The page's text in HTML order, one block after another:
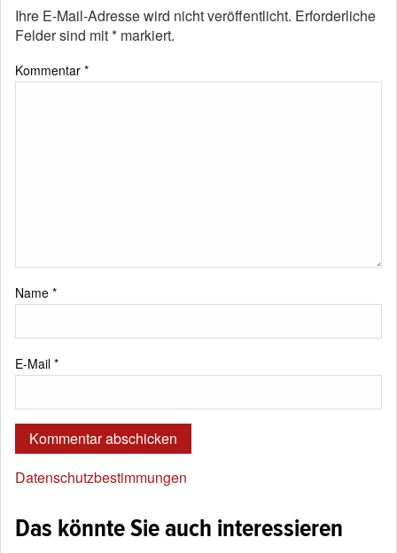
Ihre E-Mail-Adresse wird nicht veröffentlicht. Erforderliche
Felder sind mit* markiert.
Kommentar *
Name *
E-Mail *
Datenschutzbestimmungen
Das könnte Sie auch interessieren